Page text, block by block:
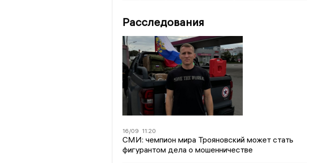
Расследования
16/09 11:20
СМИ: чемпион мира Трояновский может стать
фигурантом дела о мошенничестве